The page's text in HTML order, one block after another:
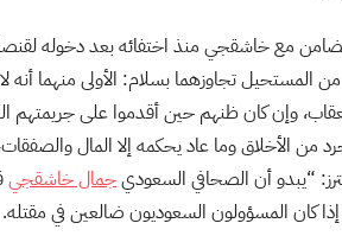
مع خاشقجي منذ اختفائه بعد دخوله
تجاوزهما بسلام: الأولى منهما أنه
وإن كان ظنهم حين أقدموا على جريمتهم
من الأخلاق وما عاد يحكمه إلا المال
“يبدو أن الصحافي السعوديجمال خاشقجي
كان المسؤولون السعوديون ضالعين في مقتله.